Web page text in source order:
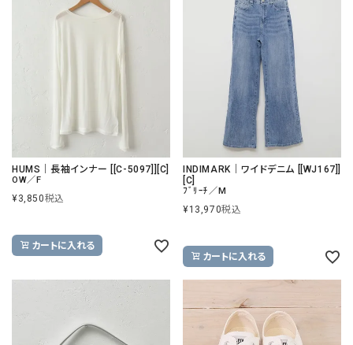
HUMS｜長袖インナー [[C-5097]][C]
OW／F
¥3,850税込
カートに入れる
INDIMARK｜ワイドデニム [[WJ167]]
[C]
ﾌﾞﾘｰﾁ／M
¥13,970税込
カートに入れる